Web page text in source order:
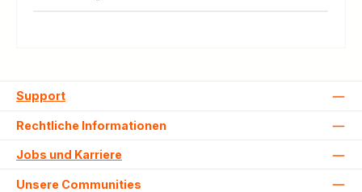
Support
Rechtliche Informationen
Jobs und Karriere
Unsere Communities